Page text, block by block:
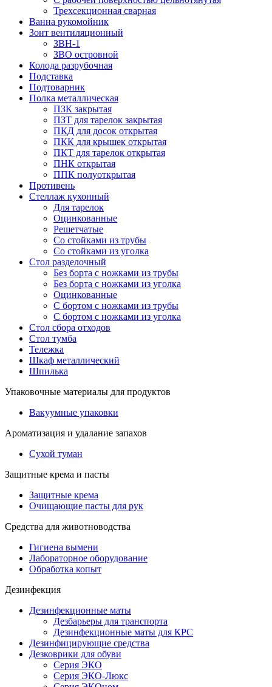
Трехсекционная сварная
Ванна рукомойник
Зонт вентиляционный
ЗВН-1
ЗВО островной
Колода разрубочная
Подставка
Подтоварник
Полка металлическая
ПЗК закрытая
ПЗТ для тарелок закрытая
ПКД для досок открытая
ПКК для крышек открытая
ПКТ для тарелок открытая
ПНК открытая
ППК полуоткрытая
Противень
Стеллаж кухонный
Для тарелок
Оцинкованные
Решетчатые
Со стойками из трубы
Со стойками из уголка
Стол разделочный
Без борта с ножками из трубы
Без борта с ножками из уголка
Оцинкованные
С бортом с ножками из трубы
С бортом с ножками из уголка
Стол сбора отходов
Стол тумба
Тележка
Шкаф металлический
Шпилька
Упаковочные материалы для продуктов
Вакуумные упаковки
Ароматизация и удалание запахов
Сухой туман
Защитные крема и пасты
Защитные крема
Очищающие пасты для рук
Средства для животноводства
Гигиена вымени
Лабораторное оборудование
Обработка копыт
Дезинфекция
Дезинфекционные маты
Дезбарьеры для транспорта
Дезинфекционные маты для КРС
Дезинфицирующие средства
Дезковрики для обуви
Серия ЭКО
Серия ЭКО-Люкс